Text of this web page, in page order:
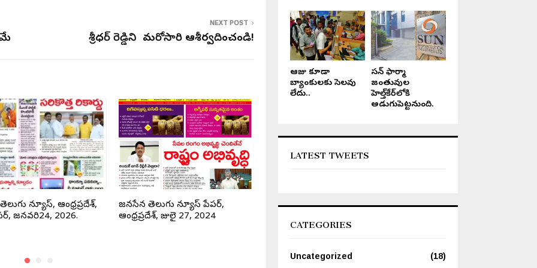
NEXT POST
శ్రీధర్ రెడ్డిని మరోసారి ఆశీర్వదించండి!
న్యూస్, ఆంధ్రప్రదేశ్,
జనవరి24, 2026.
జనసేన తెలుగు న్యూస్ పేపర్,
ఆంధ్రప్రదేశ్, జులై 27, 2024
నెల్లూరు జిల్లా లో కుండపోత వర్షం తల్లిపాల వారోత్సవాలు
ఆరోజు కూడా
బ్యాంకులకు సెలవు
లేదు..
సన్ ఫార్మా
జంతువుల
హెల్త్‌కేర్‌లోకి
అడుగుపెట్టనుంది.
LATEST TWEETS
CATEGORIES
Uncategorized
(18)